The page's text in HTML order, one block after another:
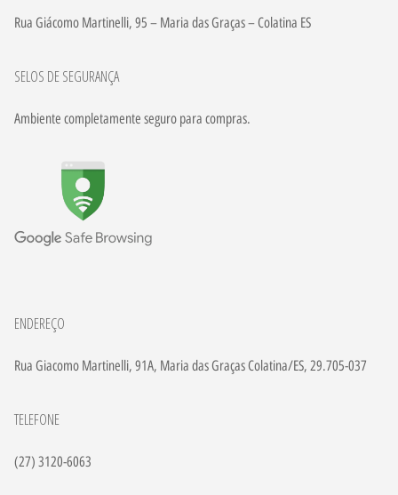
Rua Giácomo Martinelli, 95 – Maria das Graças – Colatina ES
SELOS DE SEGURANÇA
Ambiente completamente seguro para compras.
ENDEREÇO
Rua Giacomo Martinelli, 91A, Maria das Graças Colatina/ES, 29.705-037
TELEFONE
(27) 3120-6063